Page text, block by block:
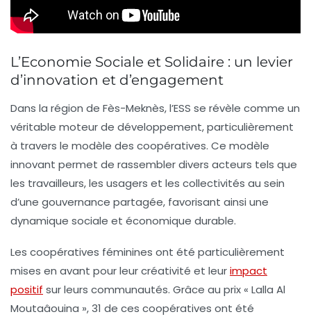
L’Economie Sociale et Solidaire : un levier
d’innovation et d’engagement
Dans la région de Fès-Meknès, l’ESS se révèle comme un
véritable moteur de développement, particulièrement
à travers le modèle des coopératives. Ce modèle
innovant permet de rassembler divers acteurs tels que
les travailleurs, les usagers et les collectivités au sein
d’une gouvernance partagée, favorisant ainsi une
dynamique sociale et économique durable.
Les coopératives féminines ont été particulièrement
mises en avant pour leur créativité et leurimpact
positif sur leurs communautés. Grâce au prix « Lalla Al
Moutaâouina », 31 de ces coopératives ont été